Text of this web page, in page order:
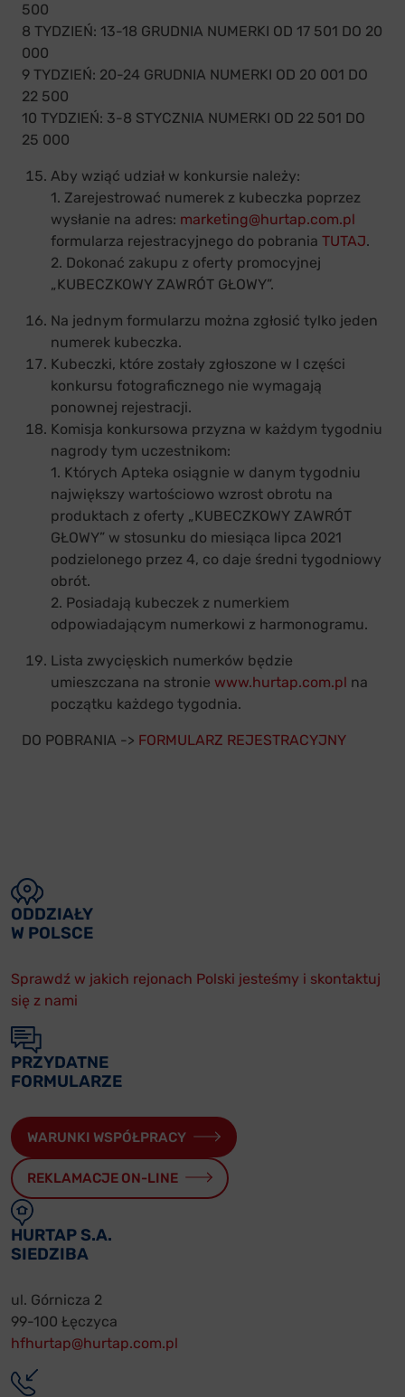
500
8 TYDZIEŃ: 13-18 GRUDNIA NUMERKI OD 17 501 DO 20
000
9 TYDZIEŃ: 20-24 GRUDNIA NUMERKI OD 20 001 DO
22 500
10 TYDZIEŃ: 3-8 STYCZNIA NUMERKI OD 22 501 DO
25 000
Aby wziąć udział w konkursie należy:
1. Zarejestrować numerek z kubeczka poprzez
wysłanie na adres: marketing@hurtap.com.pl
formularza rejestracyjnego do pobrania TUTAJ.
2. Dokonać zakupu z oferty promocyjnej
„KUBECZKOWY ZAWRÓT GŁOWY”.
Na jednym formularzu można zgłosić tylko jeden
numerek kubeczka.
Kubeczki, które zostały zgłoszone w I części
konkursu fotograficznego nie wymagają
ponownej rejestracji.
Komisja konkursowa przyzna w każdym tygodniu
nagrody tym uczestnikom:
1. Których Apteka osiągnie w danym tygodniu
największy wartościowo wzrost obrotu na
produktach z oferty „KUBECZKOWY ZAWRÓT
GŁOWY” w stosunku do miesiąca lipca 2021
podzielonego przez 4, co daje średni tygodniowy
obrót.
2. Posiadają kubeczek z numerkiem
odpowiadającym numerkowi z harmonogramu.
Lista zwycięskich numerków będzie
umieszczana na stronie www.hurtap.com.pl na
początku każdego tygodnia.
DO POBRANIA -> FORMULARZ REJESTRACYJNY
ODDZIAŁY
W POLSCE
Sprawdź w jakich rejonach Polski jesteśmy i skontaktuj
się z nami
PRZYDATNE
FORMULARZE
WARUNKI WSPÓŁPRACY
REKLAMACJE ON-LINE
HURTAP S.A.
SIEDZIBA
ul. Górnicza 2
99-100 Łęczyca
hfhurtap@hurtap.com.pl